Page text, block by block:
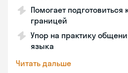
Помогает
границей
Упор на практику
языка
Читать дальше